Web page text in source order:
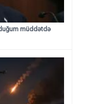
müddətdə